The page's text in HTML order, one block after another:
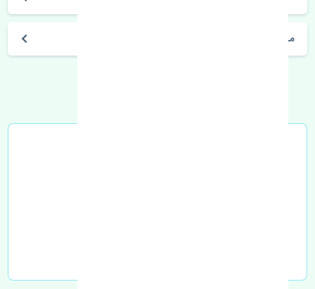
مشخصات فنی اتومبیل